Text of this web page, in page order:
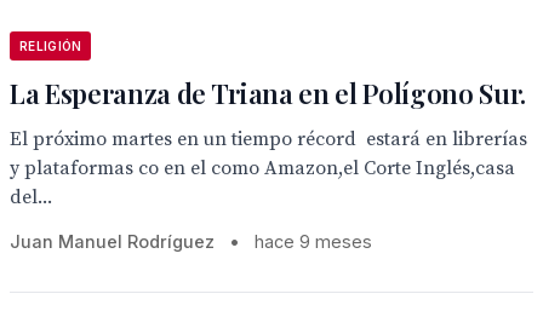
RELIGIÓN
La Esperanza de Triana en el Polígono Sur.
El próximo martes en un tiempo récord estará en librerías
y plataformas co en el como Amazon,el Corte Inglés,casa
del...
Juan Manuel Rodríguez • hace 9 meses